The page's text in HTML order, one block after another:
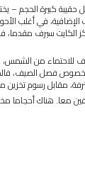
كبيرة الحجم –
الإضافية، في أغلب
الكايت سيرف
للاحتماء من
مقابل رسوم تخزين
معا. هناك أحجاما